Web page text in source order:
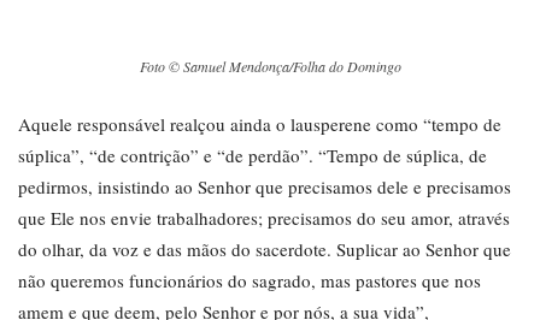
Foto © Samuel Mendonça/Folha do Domingo
Aquele responsável realçou ainda o lausperene como “tempo de
súplica”, “de contrição” e “de perdão”. “Tempo de súplica, de
pedirmos, insistindo ao Senhor que precisamos dele e precisamos
que Ele nos envie trabalhadores; precisamos do seu amor, através
do olhar, da voz e das mãos do sacerdote. Suplicar ao Senhor que
não queremos funcionários do sagrado, mas pastores que nos
amem e que deem, pelo Senhor e por nós, a sua vida”,